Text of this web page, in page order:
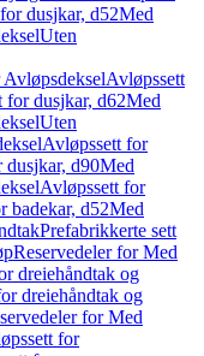
dusjkar, d52Med
Uten
Avløpssett
for dusjkar, d62Med
Uten
Avløpssett for
dusjkar, d90Med
Avløpssett for
badekar, d52Med
Prefabrikkerte sett
Reservedeler for Med
dreiehåndtak og
dreiehåndtak og
for Med
for